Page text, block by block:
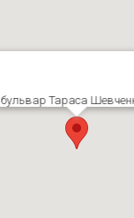
бульвар Тараса